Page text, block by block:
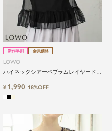
新作早割 会員価格
LOWO
ハイネックシアーペプラムレイヤードカ
¥ 1,990 18%OFF